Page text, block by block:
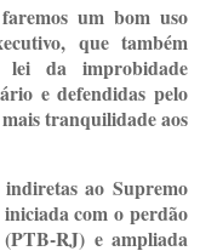
um bom uso
que também
lei da improbidade
e defendidas pelo
tranquilidade aos
ao Supremo
com o perdão
RJ) e ampliada